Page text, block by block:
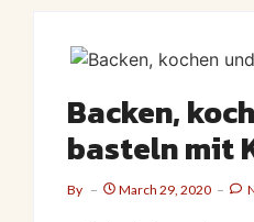
Backen,
basteln mit
By March 29, 2020